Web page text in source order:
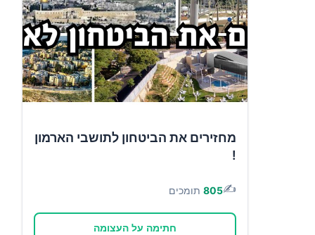
מחזירים את הביטחון לתושבי הארמון
!
✍️
805 תומכים
חתימה על העצומה